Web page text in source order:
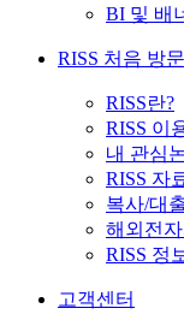
BI 및 배
RISS 처음 방
RISS란?
RISS 이
내 관심
RISS 자
복사/대
해외전
RISS 정
고객센터